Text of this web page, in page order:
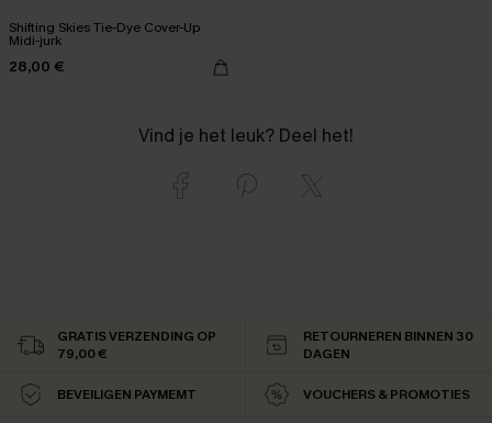
Shifting Skies Tie-Dye Cover-Up
Midi-jurk
28,00 €
Vind je het leuk? Deel het!
GRATIS VERZENDING OP
79,00 €
RETOURNEREN BINNEN 30
DAGEN
BEVEILIGEN PAYMEMT VOUCHERS & PROMOTIES